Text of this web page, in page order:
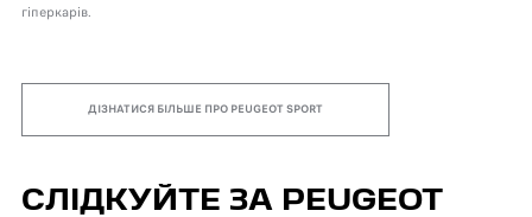
гіперкарів.
ДІЗНАТИСЯ БІЛЬШЕ ПРО PEUGEOT SPORT
СЛІДКУЙТЕ ЗА PEUGEOT